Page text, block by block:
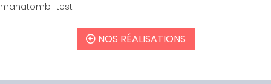
manatomb_test
NOS RÉALISATIONS